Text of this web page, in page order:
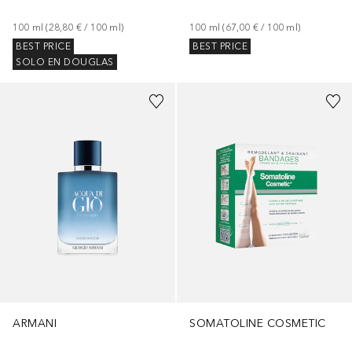
100 ml (28,80 € / 100 ml )
BEST PRICE
SOLO EN DOUGLAS
100 ml (67,00 € / 100 ml )
BEST PRICE
ARMANI
SOMATOLINE COSMETIC